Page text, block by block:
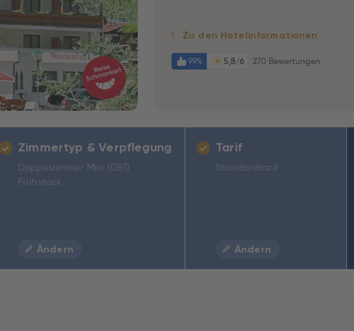
Zu den Hotelinformationen
99% 5,8/6 270 Bewertungen
Zimmertyp & Verpflegung
Doppelzimmer Mini (DB1)
Frühstück
Ändern
Tarif
Standardtarif
Ändern